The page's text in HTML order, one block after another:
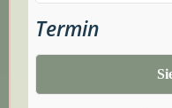
Termin